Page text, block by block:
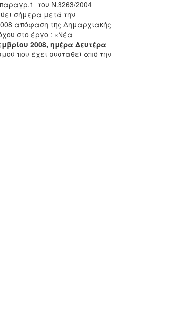
του Ν.3263/2004
σήμερα μετά την
απόφαση της Δημαρχιακής
στο έργο : «Νέα
2008, ημέρα Δευτέρα
που έχει συσταθεί από την